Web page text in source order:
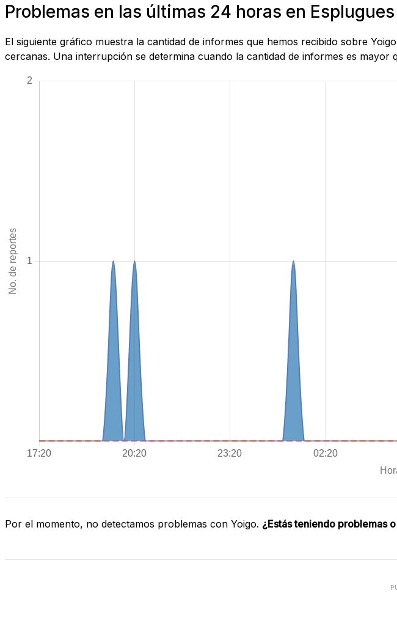
Problemas en las últimas 24 horas en
El siguiente gráfico muestra la cantidad de informes que hemos recibido sobre
cercanas. Una interrupción se determina cuando la cantidad de informes es
Por el momento, no detectamos problemas con Yoigo. ¿Estás teniendo problemas